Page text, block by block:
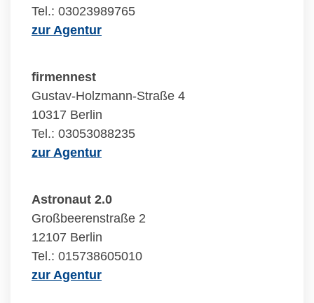
Tel.: 03023989765
zur Agentur
firmennest
Gustav-Holzmann-Straße 4
10317 Berlin
Tel.: 03053088235
zur Agentur
Astronaut 2.0
Großbeerenstraße 2
12107 Berlin
Tel.: 015738605010
zur Agentur